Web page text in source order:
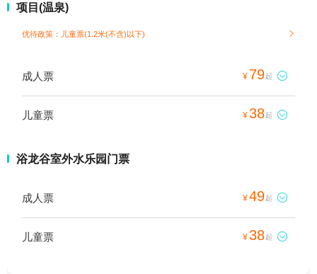
项目(温泉)
优待政策：儿童票(1.2米(不含)以下) 
成人票 ¥ 79起 
儿童票 ¥38起 
浴龙谷室外水乐园门票
成人票 ¥49起 
儿童票 ¥38起 